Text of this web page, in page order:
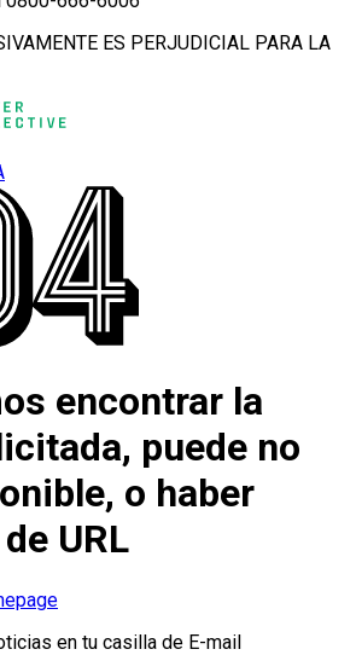
ES PERJUDICIAL PARA LA
encontrar la
puede no
o haber
URL
en tu casilla de E-mail